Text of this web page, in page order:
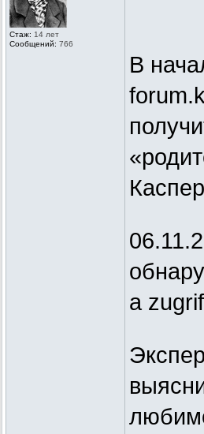
Стаж: 14 лет
Сообщений: 766
В
а